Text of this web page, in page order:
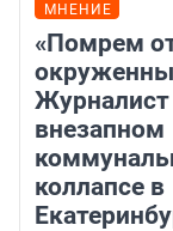
МНЕНИЕ
«Помрем
Журналист
внезапном
коллапсе в